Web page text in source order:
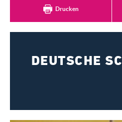
Drucken
DEUTSCHE